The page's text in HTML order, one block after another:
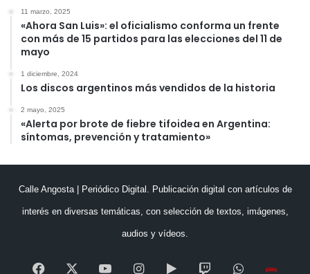
11 marzo, 2025
«Ahora San Luis»: el oficialismo conforma un frente
con más de 15 partidos para las elecciones del 11 de
mayo
1 diciembre, 2024
Los discos argentinos más vendidos de la historia
2 mayo, 2025
«Alerta por brote de fiebre tifoidea en Argentina:
síntomas, prevención y tratamiento»
Calle Angosta | Periódico Digital. Publicación digital con artículos de
interés en diversas temáticas, con selección de textos, imágenes,
audios y vídeos.
Facebook YouTubeInstagramGoogle TwitchWhatsApp